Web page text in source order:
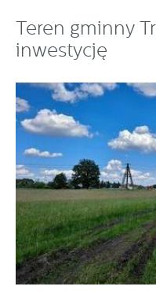
Teren gminny
inwestycję